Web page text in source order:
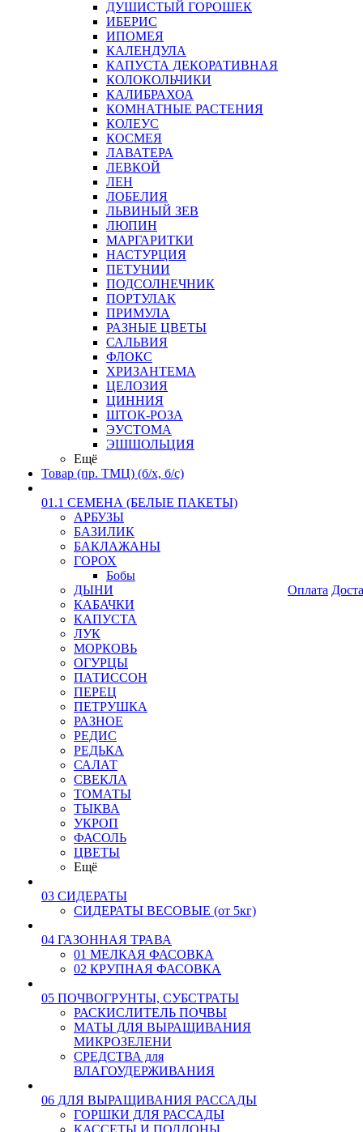
ДУШИСТЫЙ ГОРОШЕК
ИБЕРИС
ИПОМЕЯ
КАЛЕНДУЛА
КАПУСТА ДЕКОРАТИВНАЯ
КОЛОКОЛЬЧИКИ
КАЛИБРАХОА
КОМНАТНЫЕ РАСТЕНИЯ
КОЛЕУС
КОСМЕЯ
ЛАВАТЕРА
ЛЕВКОЙ
ЛЕН
ЛОБЕЛИЯ
ЛЬВИНЫЙ ЗЕВ
ЛЮПИН
МАРГАРИТКИ
НАСТУРЦИЯ
ПЕТУНИИ
ПОДСОЛНЕЧНИК
ПОРТУЛАК
ПРИМУЛА
РАЗНЫЕ ЦВЕТЫ
САЛЬВИЯ
ФЛОКС
ХРИЗАНТЕМА
ЦЕЛОЗИЯ
ЦИННИЯ
ШТОК-РОЗА
ЭУСТОМА
ЭШШОЛЬЦИЯ
Ещё
Товар (пр. ТМЦ) (б/х, б/с)
01.1 СЕМЕНА (БЕЛЫЕ ПАКЕТЫ)
АРБУЗЫ
БАЗИЛИК
БАКЛАЖАНЫ
ГОРОХ
Бобы
ДЫНИ
КАБАЧКИ
КАПУСТА
ЛУК
МОРКОВЬ
ОГУРЦЫ
ПАТИССОН
ПЕРЕЦ
ПЕТРУШКА
РАЗНОЕ
РЕДИС
РЕДЬКА
САЛАТ
СВЕКЛА
ТОМАТЫ
ТЫКВА
УКРОП
ФАСОЛЬ
ЦВЕТЫ
Ещё
03 СИДЕРАТЫ
СИДЕРАТЫ ВЕСОВЫЕ (от 5кг)
04 ГАЗОННАЯ ТРАВА
01 МЕЛКАЯ ФАСОВКА
02 КРУПНАЯ ФАСОВКА
05 ПОЧВОГРУНТЫ, СУБСТРАТЫ
РАСКИСЛИТЕЛЬ ПОЧВЫ
МАТЫ ДЛЯ ВЫРАЩИВАНИЯ
МИКРОЗЕЛЕНИ
СРЕДСТВА для
ВЛАГОУДЕРЖИВАНИЯ
06 ДЛЯ ВЫРАЩИВАНИЯ РАССАДЫ
ГОРШКИ ДЛЯ РАССАДЫ
КАССЕТЫ И ПОДДОНЫ
Оплата